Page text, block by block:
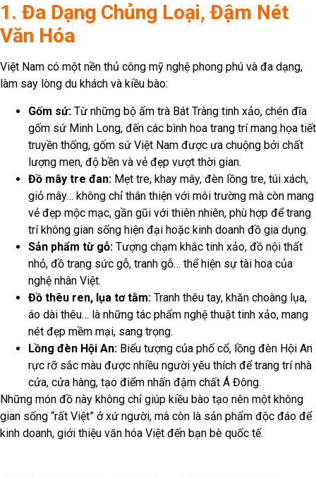
1. Đa Dạng Chủng Loại, Đậm Nét
Văn Hóa
Việt Nam có một nền thủ công mỹ nghệ phong phú và đa dạng,
làm say lòng du khách và kiều bào:
Gốm sứ: Từ những bộ ấm trà Bát Tràng tinh xảo, chén đĩa
gốm sứ Minh Long, đến các bình hoa trang trí mang họa tiết
truyền thống, gốm sứ Việt Nam được ưa chuộng bởi chất
lượng men, độ bền và vẻ đẹp vượt thời gian.
Đồ mây tre đan: Mẹt tre, khay mây, đèn lồng tre, túi xách,
giỏ mây… không chỉ thân thiện với môi trường mà còn mang
vẻ đẹp mộc mạc, gần gũi với thiên nhiên, phù hợp để trang
trí không gian sống hiện đại hoặc kinh doanh đồ gia dụng.
Sản phẩm từ gỗ: Tượng chạm khắc tinh xảo, đồ nội thất
nhỏ, đồ trang sức gỗ, tranh gỗ… thể hiện sự tài hoa của
nghệ nhân Việt.
Đồ thêu ren, lụa tơ tằm: Tranh thêu tay, khăn choàng lụa,
áo dài thêu… là những tác phẩm nghệ thuật tinh xảo, mang
nét đẹp mềm mại, sang trọng.
Lồng đèn Hội An: Biểu tượng của phố cổ, lồng đèn Hội An
rực rỡ sắc màu được nhiều người yêu thích để trang trí nhà
cửa, cửa hàng, tạo điểm nhấn đậm chất Á Đông.
Những món đồ này không chỉ giúp kiều bào tạo nên một không
gian sống “rất Việt” ở xứ người, mà còn là sản phẩm độc đáo để
kinh doanh, giới thiệu văn hóa Việt đến bạn bè quốc tế.